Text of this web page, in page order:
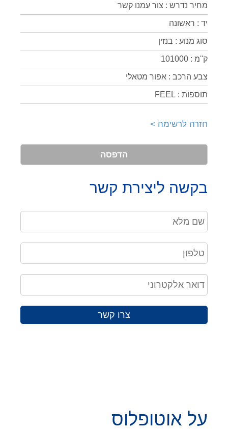
מחיר נדרש : צור עמנו קשר
יד : ראשונה
סוג מנוע : בנזין
ק''מ : 101000
צבע הרכב : אפור מטאלי
תוספות : FEEL
חזרה לרשימה >
הדפסה
בקשה ליצירת קשר
צרו קשר
על אוטופלוס